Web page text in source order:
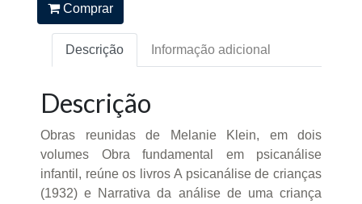
Comprar
Descrição Informação adicional
Descrição
Obras reunidas de Melanie Klein, em dois
volumes Obra fundamental em psicanálise
infantil, reúne os livros A psicanálise de crianças
(1932) e Narrativa da análise de uma criança